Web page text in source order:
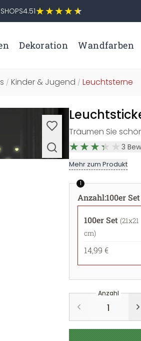
4.51
Dekoration Wandfarben
/ Kinder & Jugend / Leuchtsterne
Träumen Sie
3
Mehr zum Produkt
1
Anzahl:100er
100er Set (21x21
cm)
14,99 €
Anzahl